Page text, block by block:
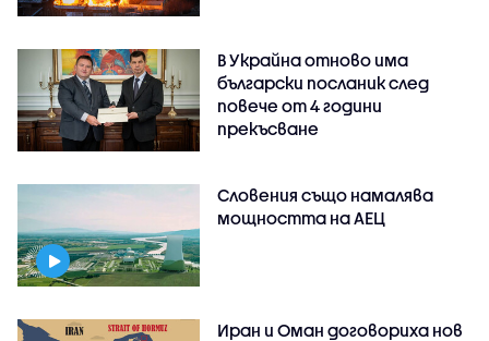
В Украйна отново има
български посланик след
повече от 4 години
прекъсване
Словения също намалява
мощността на АЕЦ
Иран и Оман договориха нов